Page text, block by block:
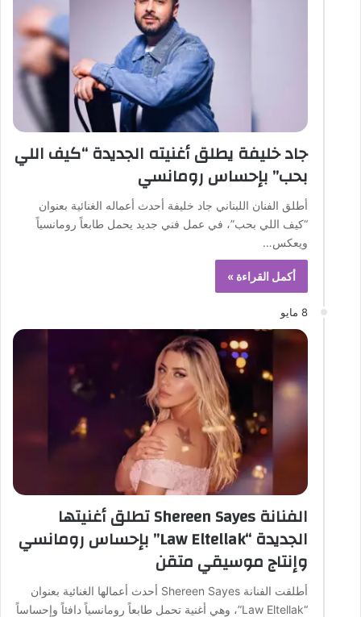
جاد خليفة يطلق أغنيته الجديدة “كيف اللي
بحب” بإحساس رومانسي
أطلق الفنان اللبناني جاد خليفة أحدث أعماله الغنائية بعنوان
“كيف اللي بحب”، في عمل فني جديد يحمل طابعاً رومانسياً
ويعكس…
أكمل القراءة »
8 مايو
الفنانة Shereen Sayes تطلق أغنيتها
الجديدة “Law Eltellak” بإحساس رومانسي
وإنتاج موسيقي متقن
أطلقت الفنانة Shereen Sayes أحدث أعمالها الغنائية بعنوان
“Law Eltellak”، وهي أغنية تحمل طابعاً رومانسياً دافئاً وإحساساً